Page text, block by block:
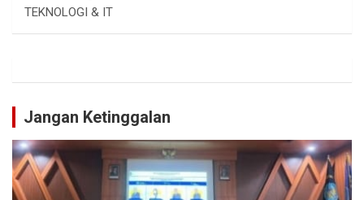
TEKNOLOGI & IT
Jangan Ketinggalan